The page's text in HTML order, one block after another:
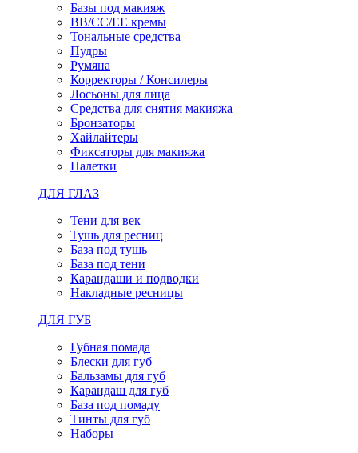
Базы под макияж
BB/CC/EE кремы
Тональные средства
Пудры
Румяна
Корректоры / Консилеры
Лосьоны для лица
Средства для снятия макияжа
Бронзаторы
Хайлайтеры
Фиксаторы для макияжа
Палетки
ДЛЯ ГЛАЗ
Тени для век
Тушь для ресниц
База под тушь
База под тени
Карандаши и подводки
Накладные ресницы
ДЛЯ ГУБ
Губная помада
Блески для губ
Бальзамы для губ
Карандаш для губ
База под помаду
Тинты для губ
Наборы